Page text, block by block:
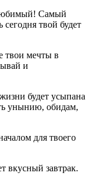
Самый
твой будет
твои мечты в
и
будет усыпана
унынию, обидам,
для твоего
вкусный завтрак.